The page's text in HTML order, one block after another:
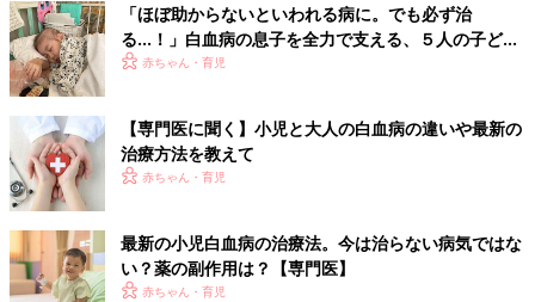
「ほぼ助からないといわれる病に。でも必ず治
る…！」白血病の息子を全力で支える、５人の子ども
のママ＆パパの闘病記
赤ちゃん・育児
【専門医に聞く】小児と大人の白血病の違いや最新の
治療方法を教えて
赤ちゃん・育児
最新の小児白血病の治療法。今は治らない病気ではな
い？薬の副作用は？【専門医】
赤ちゃん・育児